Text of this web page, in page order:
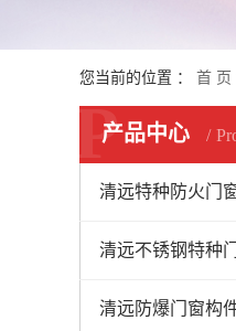
清
清
清
清
清
清
清
清
清
您当前的位置 ： 首 页
产品中心
P
清远特种防火门
清远不锈钢特种
清远防爆门窗构